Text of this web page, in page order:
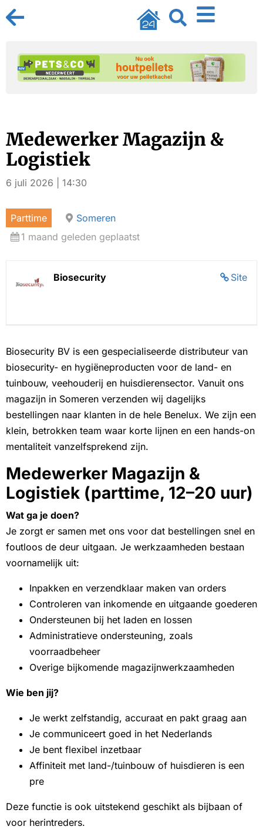
Medewerker Magazijn &
Logistiek
6 juli 2026 | 14:30
Parttime
Someren
1 maand geleden geplaatst
Site
Biosecurity
Biosecurity BV is een gespecialiseerde distributeur van
biosecurity- en hygiëneproducten voor de land- en
tuinbouw, veehouderij en huisdierensector. Vanuit ons
magazijn in Someren verzenden wij dagelijks
bestellingen naar klanten in de hele Benelux. We zijn een
klein, betrokken team waar korte lijnen en een hands-on
mentaliteit vanzelfsprekend zijn.
Medewerker Magazijn &
Logistiek (parttime, 12–20 uur)
Wat ga je doen?
Je zorgt er samen met ons voor dat bestellingen snel en
foutloos de deur uitgaan. Je werkzaamheden bestaan
voornamelijk uit:
Inpakken en verzendklaar maken van orders
Controleren van inkomende en uitgaande goederen
Ondersteunen bij het laden en lossen
Administratieve ondersteuning, zoals
voorraadbeheer
Overige bijkomende magazijnwerkzaamheden
Wie ben jij?
Je werkt zelfstandig, accuraat en pakt graag aan
Je communiceert goed in het Nederlands
Je bent flexibel inzetbaar
Affiniteit met land-/tuinbouw of huisdieren is een
pre
Deze functie is ook uitstekend geschikt als bijbaan of
voor herintreders.